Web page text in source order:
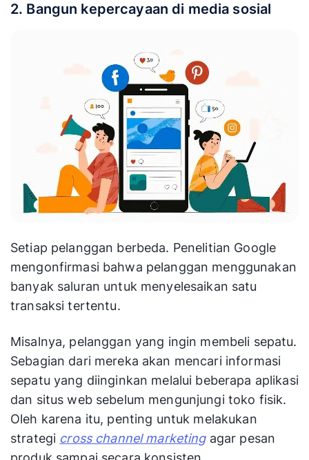
2. Bangun kepercayaan di media sosial
Setiap pelanggan berbeda. Penelitian Google
mengonfirmasi bahwa pelanggan menggunakan
banyak saluran untuk menyelesaikan satu
transaksi tertentu.
Misalnya, pelanggan yang ingin membeli sepatu.
Sebagian dari mereka akan mencari informasi
sepatu yang diinginkan melalui beberapa aplikasi
dan situs web sebelum mengunjungi toko fisik.
Oleh karena itu, penting untuk melakukan
strategi cross channel marketingagar pesan